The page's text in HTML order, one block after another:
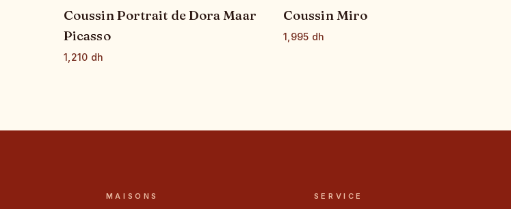
Coussin Portrait de Dora Maar
Picasso
1,210 dh
Coussin Miro
1,995 dh
MAISONS SERVICE